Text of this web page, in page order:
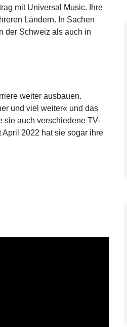
mit Universal Music. Ihre
Ländern. In Sachen
der Schweiz als auch in
weiter ausbauen.
und viel weiter« und das
sie auch verschiedene TV-
April 2022 hat sie sogar ihre